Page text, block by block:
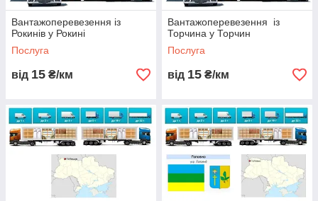
Вантажоперевезення із
Рокинів у Рокині
Послуга
від 15 ₴/км
Вантажоперевезення із
Торчина у Торчин
Послуга
від 15 ₴/км